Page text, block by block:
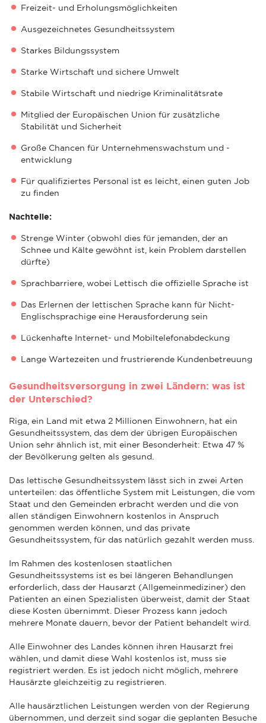
Freizeit- und Erholungsmöglichkeiten
Ausgezeichnetes Gesundheitssystem
Starkes Bildungssystem
Starke Wirtschaft und sichere Umwelt
Stabile Wirtschaft und niedrige Kriminalitätsrate
Mitglied der Europäischen Union für zusätzliche
Stabilität und Sicherheit
Große Chancen für Unternehmenswachstum und -
entwicklung
Für qualifiziertes Personal ist es leicht, einen guten Job
zu finden
Nachteile:
Strenge Winter (obwohl dies für jemanden, der an
Schnee und Kälte gewöhnt ist, kein Problem darstellen
dürfte)
Sprachbarriere, wobei Lettisch die offizielle Sprache ist
Das Erlernen der lettischen Sprache kann für Nicht-
Englischsprachige eine Herausforderung sein
Lückenhafte Internet- und Mobiltelefonabdeckung
Lange Wartezeiten und frustrierende Kundenbetreuung
Gesundheitsversorgung in zwei Ländern: was ist
der Unterschied?
Riga, ein Land mit etwa 2 Millionen Einwohnern, hat ein
Gesundheitssystem, das dem der übrigen Europäischen
Union sehr ähnlich ist, mit einer Besonderheit: Etwa 47 %
der Bevölkerung gelten als gesund.
Das lettische Gesundheitssystem lässt sich in zwei Arten
unterteilen: das öffentliche System mit Leistungen, die vom
Staat und den Gemeinden erbracht werden und die von
allen ständigen Einwohnern kostenlos in Anspruch
genommen werden können, und das private
Gesundheitssystem, für das natürlich gezahlt werden muss.
Im Rahmen des kostenlosen staatlichen
Gesundheitssystems ist es bei längeren Behandlungen
erforderlich, dass der Hausarzt (Allgemeinmediziner) den
Patienten an einen Spezialisten überweist, damit der Staat
diese Kosten übernimmt. Dieser Prozess kann jedoch
mehrere Monate dauern, bevor der Patient behandelt wird.
Alle Einwohner des Landes können ihren Hausarzt frei
wählen, und damit diese Wahl kostenlos ist, muss sie
registriert werden. Es ist jedoch nicht möglich, mehrere
Hausärzte gleichzeitig zu registrieren.
Alle hausärztlichen Leistungen werden von der Regierung
übernommen, und derzeit sind sogar die geplanten Besuche